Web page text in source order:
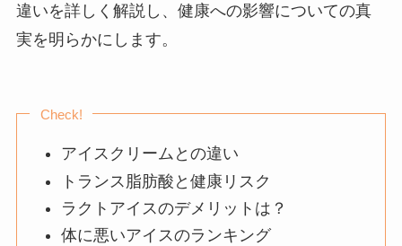
違いを詳しく解説し、健康への影響についての真
実を明らかにします。
Check!
アイスクリームとの違い
トランス脂肪酸と健康リスク
ラクトアイスのデメリットは？
体に悪いアイスのランキング